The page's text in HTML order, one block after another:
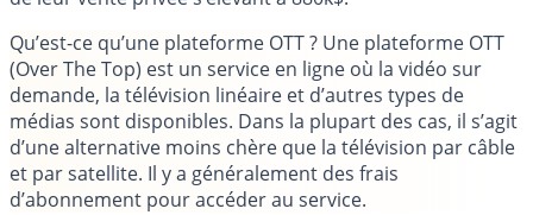
Qu’est-ce qu’une plateforme OTT ? Une plateforme OTT
(Over The Top) est un service en ligne où la vidéo sur
demande, la télévision linéaire et d’autres types de
médias sont disponibles. Dans la plupart des cas, il s’agit
d’une alternative moins chère que la télévision par câble
et par satellite. Il y a généralement des frais
d’abonnement pour accéder au service.